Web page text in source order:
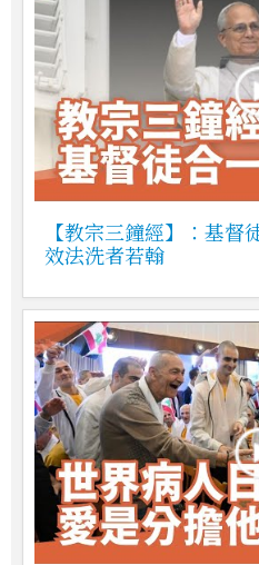
【教宗三鐘經】：基
效法洗者若翰